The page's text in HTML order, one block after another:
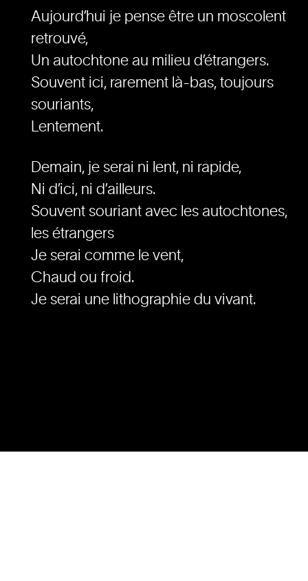
Aujourd’hui je pense être un moscolent
retrouvé,
Un autochtone au milieu d’étrangers.
Souvent ici, rarement là-bas, toujours
souriants,
Lentement.
Demain, je serai ni lent, ni rapide,
Ni d’ici, ni d’ailleurs.
Souvent souriant avec les autochtones,
les étrangers
Je serai comme le vent,
Chaud ou froid.
Je serai une lithographie du vivant.